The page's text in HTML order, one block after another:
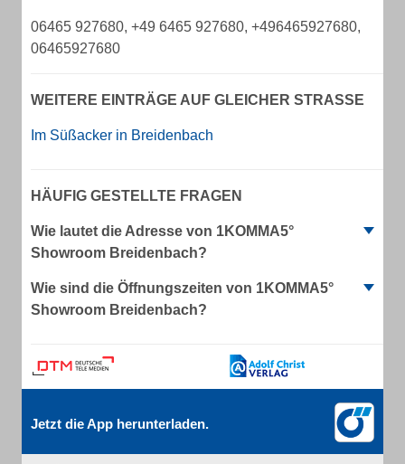
06465 927680, +49 6465 927680, +496465927680,
06465927680
WEITERE EINTRÄGE AUF GLEICHER STRASSE
Im Süßacker in Breidenbach
HÄUFIG GESTELLTE FRAGEN
Wie lautet die Adresse von 1KOMMA5°
Showroom Breidenbach?
Wie sind die Öffnungszeiten von 1KOMMA5°
Showroom Breidenbach?
Jetzt die App herunterladen.